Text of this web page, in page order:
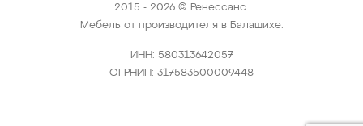
2015 - 2026 © Ренессанс.
Мебель от производителя в Балашихе.
ИНН: 580313642057
ОГРНИП: 317583500009448